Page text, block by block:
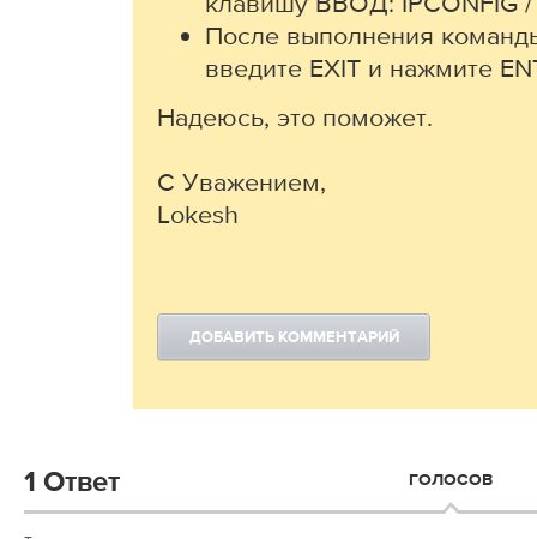
После выполнения
введите EXIT и нажмите
Надеюсь, это поможет.
С Уважением,
Lokesh
ДОБАВИТЬ КОММЕНТАРИЙ
1 Ответ ГОЛОСОВ